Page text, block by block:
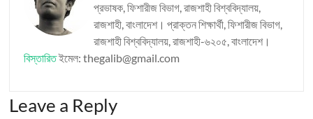
প্রভাষক, ফিশারীজ বিভাগ, রাজশাহী বিশ্ববিদ্যালয়,
রাজশাহী, বাংলাদেশ। প্রাক্তন শিক্ষার্থী, ফিশারীজ বিভাগ,
রাজশাহী বিশ্ববিদ্যালয়, রাজশাহী-৬২০৫, বাংলাদেশ।
বিস্তারিতইমেল: thegalib@gmail.com
Leave a Reply